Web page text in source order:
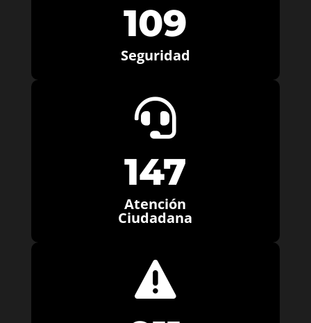
109
Seguridad

147
Atención
Ciudadana
